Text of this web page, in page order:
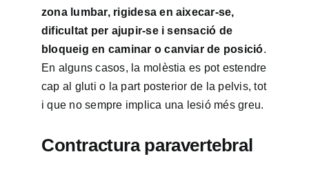
zona lumbar, rigidesa en aixecar-se,
dificultat per ajupir-se i sensació de
bloqueig en caminar o canviar de posició.
En alguns casos, la molèstia es pot estendre
cap al gluti o la part posterior de la pelvis, tot
i que no sempre implica una lesió més greu.
Contractura paravertebral